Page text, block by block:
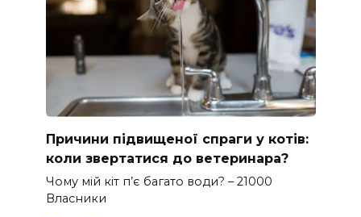
Причини підвищеної спраги у котів:
коли звертатися до ветеринара?
Чому мій кіт п’є багато води? – 21000
Власники